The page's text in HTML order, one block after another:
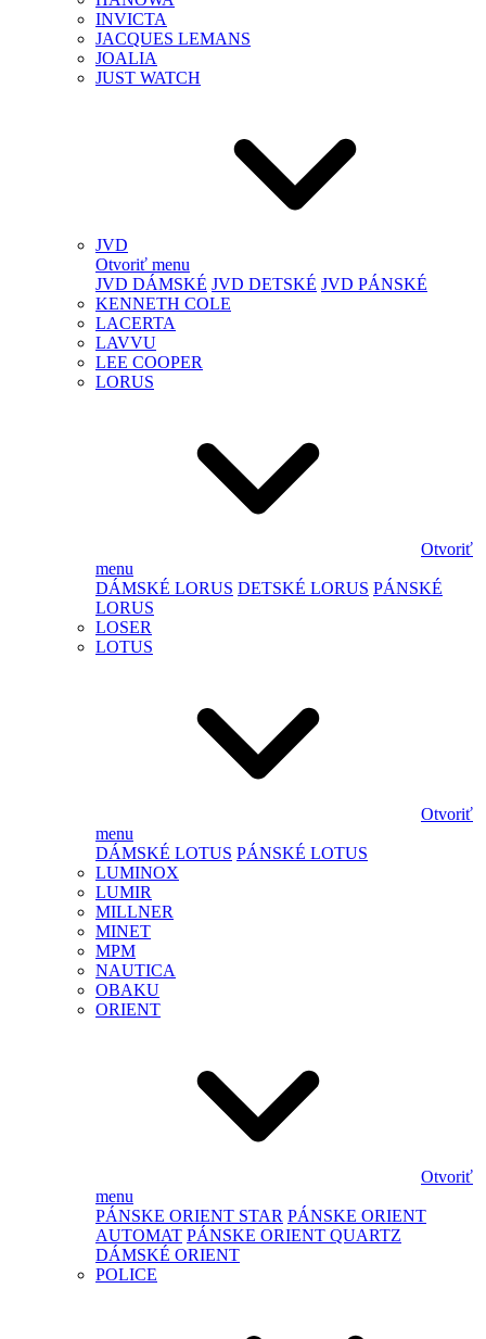
INVICTA
JACQUES LEMANS
JOALIA
JUST WATCH
JVD
Otvoriť menu
JVD DÁMSKÉ JVD DETSKÉ JVD PÁNSKÉ
KENNETH COLE
LACERTA
LAVVU
LEE COOPER
LORUS
Otvoriť
menu
DÁMSKÉ LORUS DETSKÉ LORUS PÁNSKÉ
LORUS
LOSER
LOTUS
Otvoriť
menu
DÁMSKÉ LOTUS PÁNSKÉ LOTUS
LUMINOX
LUMIR
MILLNER
MINET
MPM
NAUTICA
OBAKU
ORIENT
Otvoriť
menu
PÁNSKE ORIENT STAR PÁNSKE ORIENT
AUTOMAT PÁNSKE ORIENT QUARTZ
DÁMSKÉ ORIENT
POLICE